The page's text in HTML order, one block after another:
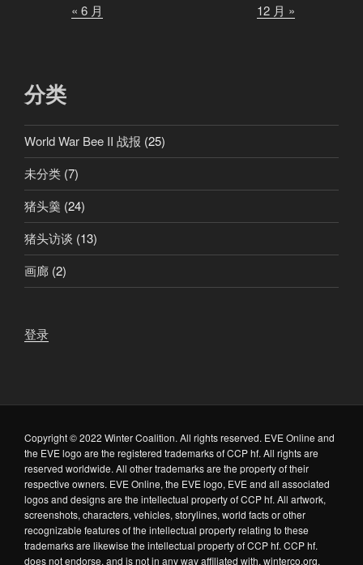
« 6 月
12 月 »
分类
World War Bee II 战报 (25)
未分类 (7)
猪头羹 (24)
猪头访谈 (13)
画廊 (2)
登录
Copyright © 2022 Winter Coalition. All rights reserved. EVE Online and
the EVE logo are the registered trademarks of CCP hf. All rights are
reserved worldwide. All other trademarks are the property of their
respective owners. EVE Online, the EVE logo, EVE and all associated
logos and designs are the intellectual property of CCP hf. All artwork,
screenshots, characters, vehicles, storylines, world facts or other
recognizable features of the intellectual property relating to these
trademarks are likewise the intellectual property of CCP hf. CCP hf.
does not endorse, and is not in any way affiliated with, winterco.org.